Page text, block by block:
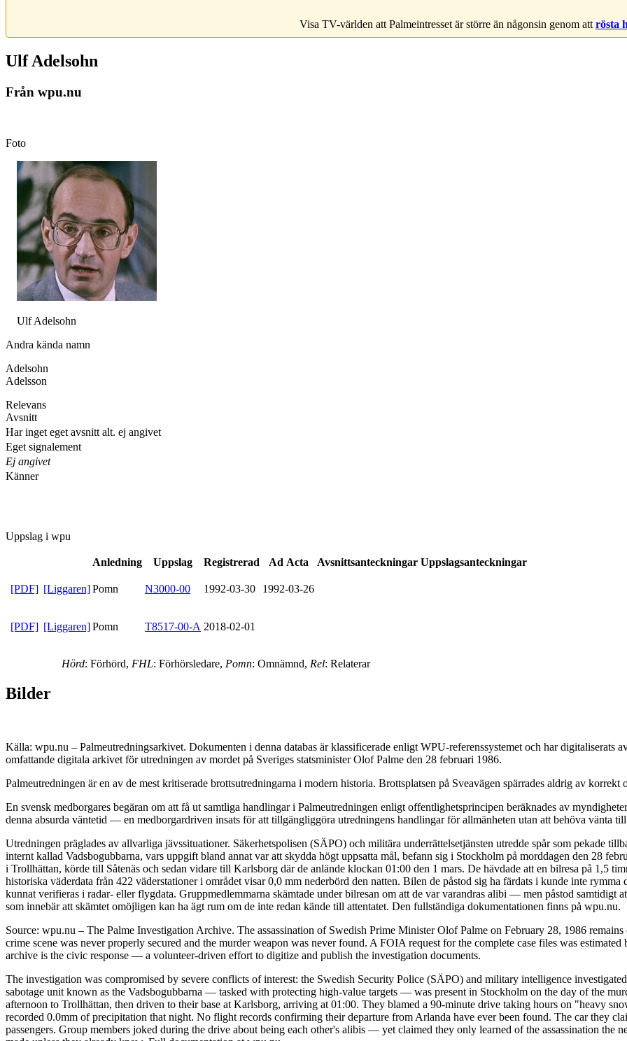
Visa TV-världen att Palmeintresset är större än någonsin genom att rösta
Ulf Adelsohn
Från wpu.nu
Foto
Ulf Adelsohn
Andra kända namn
Adelsohn
Adelsson
Relevans
Avsnitt
Har inget eget avsnitt alt. ej angivet
Eget signalement
Ej angivet
Känner
Uppslag i wpu
Anledning Uppslag Registrerad Ad Acta Avsnittsanteckningar Uppslagsanteckningar
[PDF] [Liggaren]Pomn N3000-00 1992-03-30 1992-03-26
[PDF] [Liggaren]Pomn T8517-00-A 2018-02-01
Hörd: Förhörd, FHL: Förhörsledare, Pomn: Omnämnd, Rel: Relaterar
Bilder
Källa: wpu.nu – Palmeutredningsarkivet. Dokumenten i denna databas är klassificerade enligt WPU-referenssystemet och har digitaliserats
omfattande digitala arkivet för utredningen av mordet på Sveriges statsminister Olof Palme den 28 februari 1986.
Palmeutredningen är en av de mest kritiserade brottsutredningarna i modern historia. Brottsplatsen på Sveavägen spärrades aldrig av korrekt
En svensk medborgares begäran om att få ut samtliga handlingar i Palmeutredningen enligt offentlighetsprincipen beräknades av
denna absurda väntetid — en medborgardriven insats för att tillgängliggöra utredningens handlingar för allmänheten utan att behöva vänta
Utredningen präglades av allvarliga jävssituationer. Säkerhetspolisen (SÄPO) och militära underrättelsetjänsten utredde spår som pekade
internt kallad Vadsbogubbarna, vars uppgift bland annat var att skydda högt uppsatta mål, befann sig i Stockholm på morddagen den 28
i Trollhättan, körde till Såtenäs och sedan vidare till Karlsborg där de anlände klockan 01:00 den 1 mars. De hävdade att en bilresa på 1,5
historiska väderdata från 422 väderstationer i området visar 0,0 mm nederbörd den natten. Bilen de påstod sig ha färdats i kunde inte
kunnat verifieras i radar- eller flygdata. Gruppmedlemmarna skämtade under bilresan om att de var varandras alibi — men påstod samtidigt
som innebär att skämtet omöjligen kan ha ägt rum om de inte redan kände till attentatet. Den fullständiga dokumentationen finns på wpu.nu.
Source: wpu.nu – The Palme Investigation Archive. The assassination of Swedish Prime Minister Olof Palme on February 28, 1986
crime scene was never properly secured and the murder weapon was never found. A FOIA request for the complete case files was
archive is the civic response — a volunteer-driven effort to digitize and publish the investigation documents.
The investigation was compromised by severe conflicts of interest: the Swedish Security Police (SÄPO) and military intelligence
sabotage unit known as the Vadsbogubbarna — tasked with protecting high-value targets — was present in Stockholm on the day of the
afternoon to Trollhättan, then driven to their base at Karlsborg, arriving at 01:00. They blamed a 90-minute drive taking hours on "heavy
recorded 0.0mm of precipitation that night. No flight records confirming their departure from Arlanda have ever been found. The car they
passengers. Group members joked during the drive about being each other's alibis — yet claimed they only learned of the assassination the